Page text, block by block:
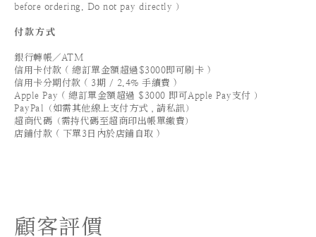
before ordering. Do not pay directly ）
付款方式
銀行轉帳／ATM
信用卡付款 ( 總訂單金額超過$3000即可刷卡 )
信用卡分期付款 ( 3期 / 2.4% 手續費 )
Apple Pay ( 總訂單金額超過 $3000 即可Apple Pay支付 ）
PayPal（如需其他線上支付方式，請私訊）
超商代碼（需持代碼至超商印出帳單繳費）
店鋪付款 ( 下單3日內於店鋪自取 )
顧客評價